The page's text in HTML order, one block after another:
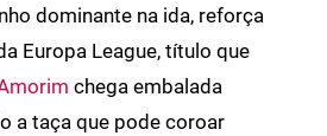
dominante na ida, reforça
Europa League, título que
chega embalada
a taça que pode coroar